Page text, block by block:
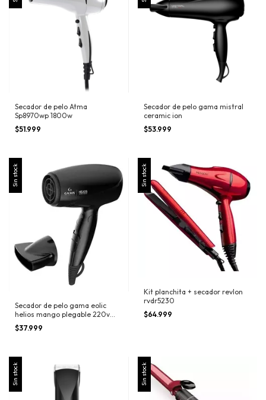
Secador de pelo Atma
Sp8970wp 1800w
$51.999
Secador de pelo gama mistral
ceramic ion
$53.999
Sin stock
Secador de pelo gama eolic
helios mango plegable 220v
color negro
$37.999
Sin stock
Kit planchita + secador revlon
rvdr5230
$64.999
Sin stock Sin stock